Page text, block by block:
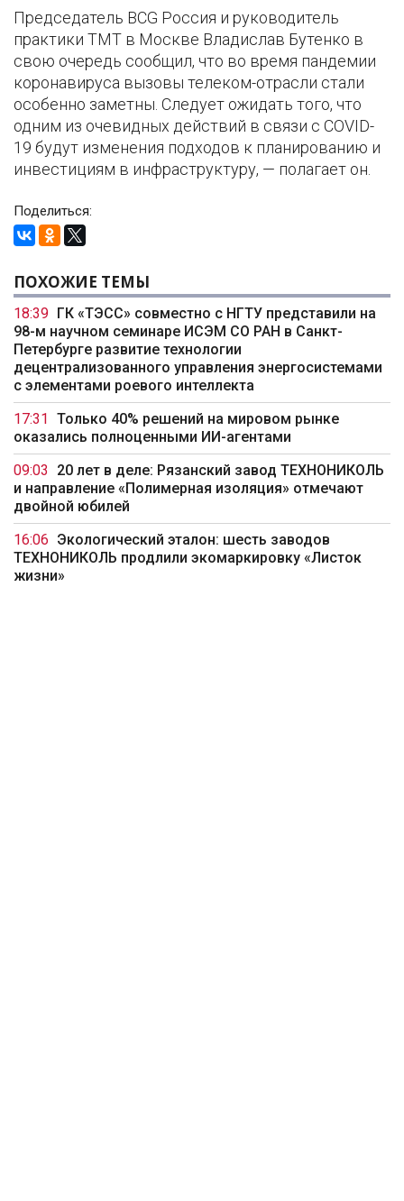
Председатель BCG Россия и руководитель
практики TMT в Москве Владислав Бутенко в
свою очередь сообщил, что во время пандемии
коронавируса вызовы телеком-отрасли стали
особенно заметны. Следует ожидать того, что
одним из очевидных действий в связи с COVID-
19 будут изменения подходов к планированию и
инвестициям в инфраструктуру, — полагает он.
Поделиться:
ПОХОЖИЕ ТЕМЫ
18:39
ГК «ТЭСС» совместно с НГТУ представили на
98-м научном семинаре ИСЭМ СО РАН в Санкт-
Петербурге развитие технологии
децентрализованного управления энергосистемами
с элементами роевого интеллекта
17:31
Только 40% решений на мировом рынке
оказались полноценными ИИ-агентами
09:03
20 лет в деле: Рязанский завод ТЕХНОНИКОЛЬ
и направление «Полимерная изоляция» отмечают
двойной юбилей
16:06 Экологический эталон: шесть заводов
ТЕХНОНИКОЛЬ продлили экомаркировку «Листок
жизни»